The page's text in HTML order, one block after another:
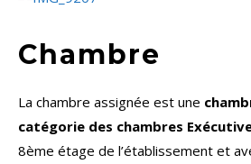
Chambre
La chambre assignée est une
catégorie des chambres
8ème étage de l’établissement et